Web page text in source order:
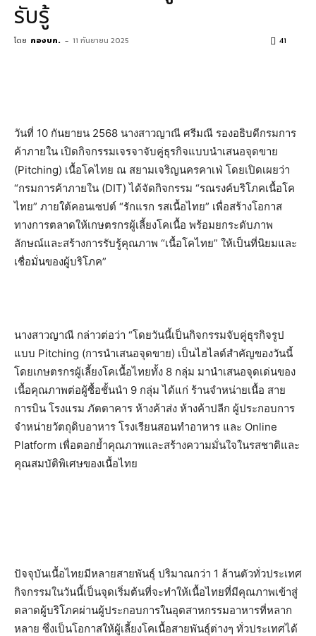
รับรู้
โดย กองบก. - 11 กันยายน 2025 41
วันที่ 10 กันยายน 2568 นางสาวญาณี ศรีมณี รองอธิบดีกรมการ
ค้าภายใน เปิดกิจกรรมเจรจาจับคู่ธุรกิจแบบนำเสนอจุดขาย
(Pitching) เนื้อโคไทย ณ สยามเจริญนครคาเฟ่ โดยเปิดเผยว่า
“กรมการค้าภายใน (DIT) ได้จัดกิจกรรม “รณรงค์บริโภคเนื้อโค
ไทย” ภายใต้คอนเซปต์ “รักแรก รสเนื้อไทย” เพื่อสร้างโอกาส
ทางการตลาดให้เกษตรกรผู้เลี้ยงโคเนื้อ พร้อมยกระดับภาพ
ลักษณ์และสร้างการรับรู้คุณภาพ “เนื้อโคไทย” ให้เป็นที่นิยมและ
เชื่อมั่นของผู้บริโภค”
นางสาวญาณี กล่าวต่อว่า “โดยวันนี้เป็นกิจกรรมจับคู่ธุรกิจรูป
แบบ Pitching (การนำเสนอจุดขาย) เป็นไฮไลต์สำคัญของวันนี้
โดยเกษตรกรผู้เลี้ยงโคเนื้อไทยทั้ง 8 กลุ่ม มานำเสนอจุดเด่นของ
เนื้อคุณภาพต่อผู้ซื้อชั้นนำ 9 กลุ่ม ได้แก่ ร้านจำหน่ายเนื้อ สาย
การบิน โรงแรม ภัตตาคาร ห้างค้าส่ง ห้างค้าปลีก ผู้ประกอบการ
จำหน่ายวัตถุดิบอาหาร โรงเรียนสอนทำอาหาร และ Online
Platform เพื่อตอกย้ำคุณภาพและสร้างความมั่นใจในรสชาติและ
คุณสมบัติพิเศษของเนื้อไทย
ปัจจุบันเนื้อไทยมีหลายสายพันธุ์ ปริมาณกว่า 1 ล้านตัวทั่วประเทศ
กิจกรรมในวันนี้เป็นจุดเริ่มต้นที่จะทำให้เนื้อไทยที่มีคุณภาพเข้าสู่
ตลาดผู้บริโภคผ่านผู้ประกอบการในอุตสาหกรรมอาหารที่หลาก
หลาย ซึ่งเป็นโอกาสให้ผู้เลี้ยงโคเนื้อสายพันธุ์ต่างๆ ทั่วประเทศได้